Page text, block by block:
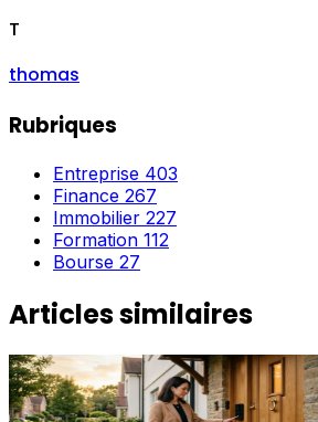
T
thomas
Rubriques
Entreprise 403
Finance 267
Immobilier 227
Formation 112
Bourse 27
Articles similaires